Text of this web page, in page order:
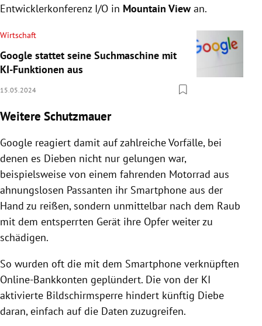
Entwicklerkonferenz I/O in Mountain View an.
Wirtschaft
Google stattet seine Suchmaschine mit
KI-Funktionen aus
15.05.2024
Weitere Schutzmauer
Google reagiert damit auf zahlreiche Vorfälle, bei
denen es Dieben nicht nur gelungen war,
beispielsweise von einem fahrenden Motorrad aus
ahnungslosen Passanten ihr Smartphone aus der
Hand zu reißen, sondern unmittelbar nach dem Raub
mit dem entsperrten Gerät ihre Opfer weiter zu
schädigen.
So wurden oft die mit dem Smartphone verknüpften
Online-Bankkonten geplündert. Die von der KI
aktivierte Bildschirmsperre hindert künftig Diebe
daran, einfach auf die Daten zuzugreifen.